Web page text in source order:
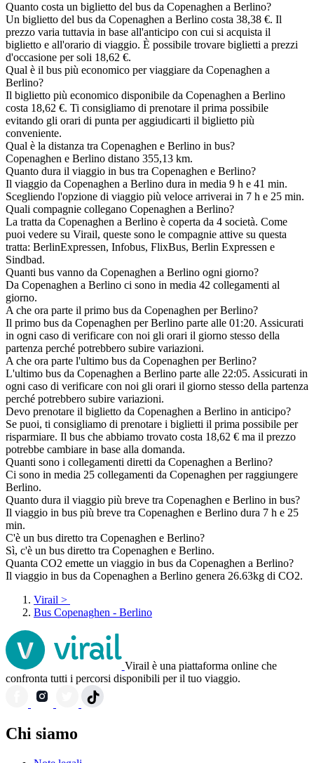
Quanto costa un biglietto del bus da Copenaghen a Berlino?
Un biglietto del bus da Copenaghen a Berlino costa 38,38 €. Il
prezzo varia tuttavia in base all'anticipo con cui si acquista il
biglietto e all'orario di viaggio. È possibile trovare biglietti a prezzi
d'occasione per soli 18,62 €.
Qual è il bus più economico per viaggiare da Copenaghen a
Berlino?
Il biglietto più economico disponibile da Copenaghen a Berlino
costa 18,62 €. Ti consigliamo di prenotare il prima possibile
evitando gli orari di punta per aggiudicarti il biglietto più
conveniente.
Qual è la distanza tra Copenaghen e Berlino in bus?
Copenaghen e Berlino distano 355,13 km.
Quanto dura il viaggio in bus tra Copenaghen e Berlino?
Il viaggio da Copenaghen a Berlino dura in media 9 h e 41 min.
Scegliendo l'opzione di viaggio più veloce arriverai in 7 h e 25 min.
Quali compagnie collegano Copenaghen a Berlino?
La tratta da Copenaghen a Berlino è coperta da 4 società. Come
puoi vedere su Virail, queste sono le compagnie attive su questa
tratta: BerlinExpressen, Infobus, FlixBus, Berlin Expressen e
Sindbad.
Quanti bus vanno da Copenaghen a Berlino ogni giorno?
Da Copenaghen a Berlino ci sono in media 42 collegamenti al
giorno.
A che ora parte il primo bus da Copenaghen per Berlino?
Il primo bus da Copenaghen per Berlino parte alle 01:20. Assicurati
in ogni caso di verificare con noi gli orari il giorno stesso della
partenza perché potrebbero subire variazioni.
A che ora parte l'ultimo bus da Copenaghen per Berlino?
L'ultimo bus da Copenaghen a Berlino parte alle 22:05. Assicurati in
ogni caso di verificare con noi gli orari il giorno stesso della partenza
perché potrebbero subire variazioni.
Devo prenotare il biglietto da Copenaghen a Berlino in anticipo?
Se puoi, ti consigliamo di prenotare i biglietti il prima possibile per
risparmiare. Il bus che abbiamo trovato costa 18,62 € ma il prezzo
potrebbe cambiare in base alla domanda.
Quanti sono i collegamenti diretti da Copenaghen a Berlino?
Ci sono in media 25 collegamenti da Copenaghen per raggiungere
Berlino.
Quanto dura il viaggio più breve tra Copenaghen e Berlino in bus?
Il viaggio in bus più breve tra Copenaghen e Berlino dura 7 h e 25
min.
C'è un bus diretto tra Copenaghen e Berlino?
Sì, c'è un bus diretto tra Copenaghen e Berlino.
Quanta CO2 emette un viaggio in bus da Copenaghen a Berlino?
Il viaggio in bus da Copenaghen a Berlino genera 26.63kg di CO2.
Virail >
Bus Copenaghen - Berlino
Virail è una piattaforma online che
confronta tutti i percorsi disponibili per il tuo viaggio.
Chi siamo